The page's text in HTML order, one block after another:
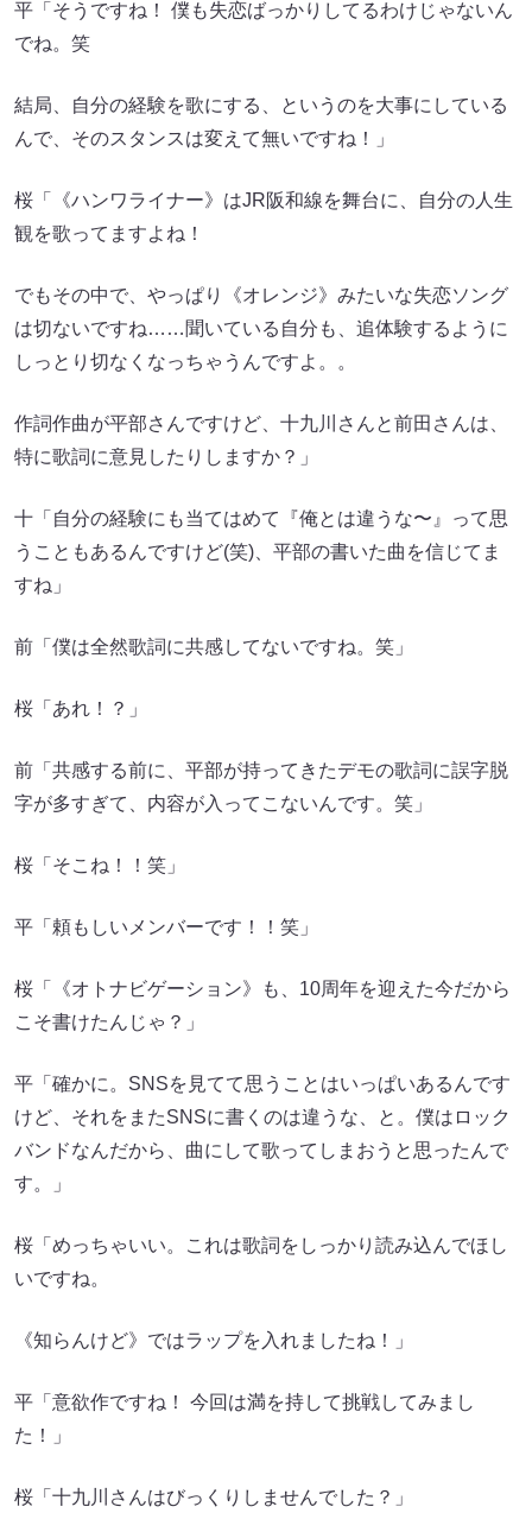
平「そうですね！ 僕も失恋ばっかりしてるわけじゃないん
でね。笑
結局、自分の経験を歌にする、というのを大事にしている
んで、そのスタンスは変えて無いですね！」
桜「《ハンワライナー》はJR阪和線を舞台に、自分の人生
観を歌ってますよね！
でもその中で、やっぱり《オレンジ》みたいな失恋ソング
は切ないですね……聞いている自分も、追体験するように
しっとり切なくなっちゃうんですよ。。
作詞作曲が平部さんですけど、十九川さんと前田さんは、
特に歌詞に意見したりしますか？」
十「自分の経験にも当てはめて『俺とは違うな〜』って思
うこともあるんですけど(笑)、平部の書いた曲を信じてま
すね」
前「僕は全然歌詞に共感してないですね。笑」
桜「あれ！？」
前「共感する前に、平部が持ってきたデモの歌詞に誤字脱
字が多すぎて、内容が入ってこないんです。笑」
桜「そこね！！笑」
平「頼もしいメンバーです！！笑」
桜「《オトナビゲーション》も、10周年を迎えた今だから
こそ書けたんじゃ？」
平「確かに。SNSを見てて思うことはいっぱいあるんです
けど、それをまたSNSに書くのは違うな、と。僕はロック
バンドなんだから、曲にして歌ってしまおうと思ったんで
す。」
桜「めっちゃいい。これは歌詞をしっかり読み込んでほし
いですね。
《知らんけど》ではラップを入れましたね！」
平「意欲作ですね！ 今回は満を持して挑戦してみまし
た！」
桜「十九川さんはびっくりしませんでした？」